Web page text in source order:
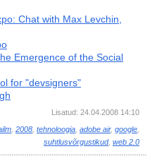
Chat with Max Levchin,
Emergence of the Social
for "devsigners"
Lisatud: 24.04.2008 14:10
2008 tehnoloogia adobe air, google
suhtlusvõrgustikud, web 2.0